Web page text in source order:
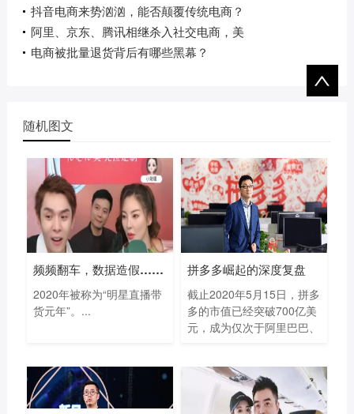
抖音电商来势汹汹，能否颠覆传统电商？
阿里、京东、腾讯相继杀入社交电商，美
电商被批量退货背后有哪些黑幕？
随机图文
频频翻车，数据造假…明星直播带货去年
2020年被称为“明星直播带
货元年”。...
拼多多崛起的深度复盘
截止2020年5月15日，拼多
多的市值已经突破700亿美
元，成为仅次于阿里巴巴、